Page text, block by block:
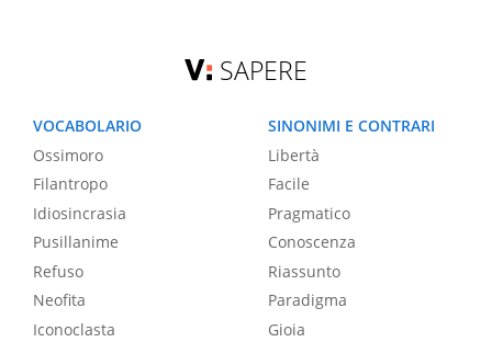
SAPERE
VOCABOLARIO
Ossimoro
Filantropo
Idiosincrasia
Pusillanime
Refuso
Neofita
Iconoclasta
SINONIMI E CONTRARI
Libertà
Facile
Pragmatico
Conoscenza
Riassunto
Paradigma
Gioia